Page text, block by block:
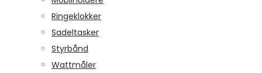
Ringeklokker
Sadeltasker
Styrbånd
Wattmåler